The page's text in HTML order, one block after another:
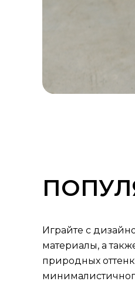
Играйте с
материалы, а
природных